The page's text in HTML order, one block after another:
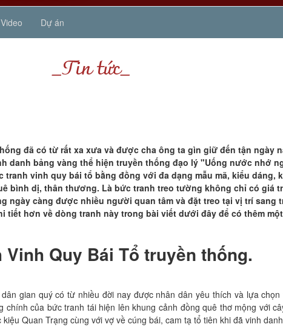
Video Dự án
_Tin tức_
đã có từ rất xa xưa và được cha ông ta gìn giữ đến tận ngày
danh bảng vàng thể hiện truyền thống đạo lý "Uống nước nhớ
vinh quy bái tổ bằng đồng với đa dạng mẫu mã, kiểu
bình dị, thân thương. Là bức tranh treo tường không chỉ có giá
ngày càng được nhiều người quan tâm và đặt treo tại vị trí
tiết hơn về dòng tranh này trong bài viết dưới đây để có thêm
Quy Bái Tổ truyền thống.
gian quý có từ nhiều đời nay được nhân dân yêu thích và lựa
của bức tranh tái hiện lên khung cảnh đồng quê thơ mộng với
Quan Trạng cùng với vợ về cúng bái, cam tạ tổ tiên khi đã vinh